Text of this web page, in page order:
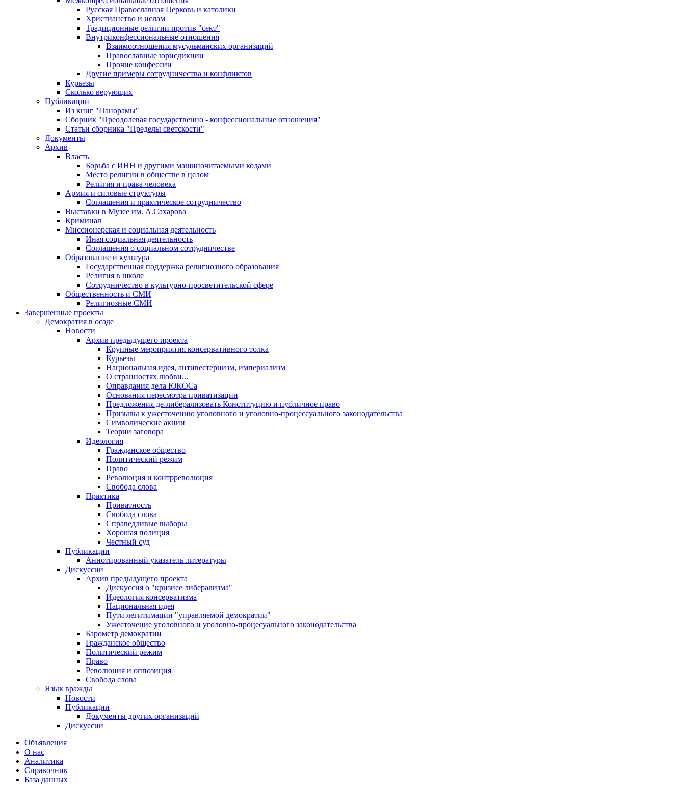
Русская Православная Церковь и католики
Христианство и ислам
Традиционные религии против "сект"
Внутриконфессиональные отношения
Взаимоотношения мусульманских организаций
Православные юрисдикции
Прочие конфессии
Другие примеры сотрудничества и конфликтов
Курьезы
Сколько верующих
Публикации
Из книг "Панорамы"
Сборник "Преодолевая государственно - конфессиональные отношения"
Статьи сборника "Пределы светскости"
Документы
Архив
Власть
Борьба с ИНН и другими машиночитаемыми кодами
Место религии в обществе в целом
Религия и права человека
Армия и силовые структуры
Соглашения и практическое сотрудничество
Выставки в Музее им. А.Сахарова
Криминал
Миссионерская и социальная деятельность
Иная социальная деятельность
Соглашения о социальном сотрудничестве
Образование и культура
Государственная поддержка религиозного образования
Религия в школе
Сотрудничество в культурно-просветительской сфере
Общественность и СМИ
Религиозные СМИ
Завершенные проекты
Демократия в осаде
Новости
Архив предыдущего проекта
Крупные мероприятия консервативного толка
Курьезы
Национальная идея, антивестернизм, империализм
О странностях любви...
Оправдания дела ЮКОСа
Основания пересмотра приватизации
Предложения де-либерализовать Конституцию и публичное право
Призывы к ужесточению уголовного и уголовно-процессуального законодательства
Символические акции
Теории заговора
Идеология
Гражданское общество
Политический режим
Право
Революция и контрреволюция
Свобода слова
Практика
Приватность
Свобода слова
Справедливые выборы
Хорошая полиция
Честный суд
Публикации
Аннотированный указатель литературы
Дискуссии
Архив предыдущего проекта
Дискуссия о "кризисе либерализма"
Идеология консерватизма
Национальная идея
Пути легитимации "управляемой демократии"
Ужесточение уголовного и уголовно-процесуального законодательства
Барометр демократии
Гражданское общество
Политический режим
Право
Революция и оппозиция
Свобода слова
Язык вражды
Новости
Публикации
Документы других организаций
Дискуссии
Объявления
О нас
Аналитика
Справочник
База данных